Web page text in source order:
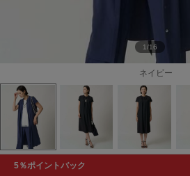
ネイビー
1/16
5％ポイントバック